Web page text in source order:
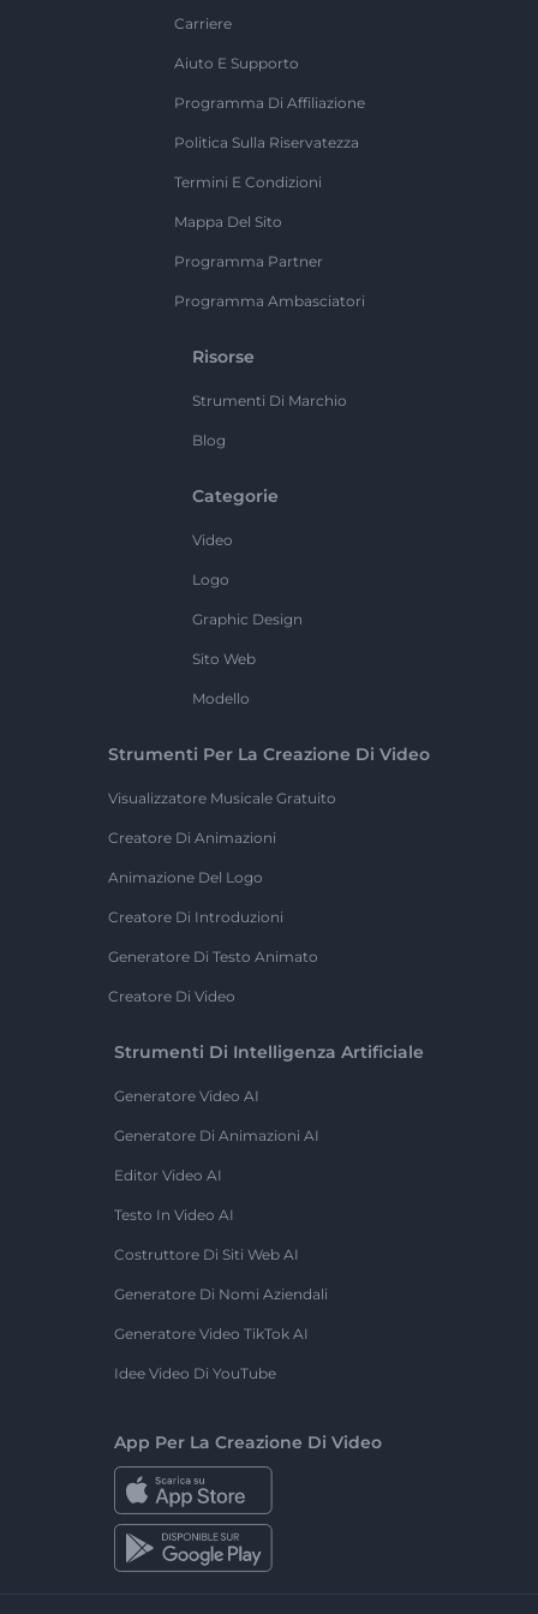
Carriere
Aiuto E Supporto
Programma Di Affiliazione
Politica Sulla Riservatezza
Termini E Condizioni
Mappa Del Sito
Programma Partner
Programma Ambasciatori
Risorse
Strumenti Di Marchio
Blog
Categorie
Video
Logo
Graphic Design
Sito Web
Modello
Strumenti Per La Creazione Di Video
Visualizzatore Musicale Gratuito
Creatore Di Animazioni
Animazione Del Logo
Creatore Di Introduzioni
Generatore Di Testo Animato
Creatore Di Video
Strumenti Di Intelligenza Artificiale
Generatore Video AI
Generatore Di Animazioni AI
Editor Video AI
Testo In Video AI
Costruttore Di Siti Web AI
Generatore Di Nomi Aziendali
Generatore Video TikTok AI
Idee Video Di YouTube
App Per La Creazione Di Video